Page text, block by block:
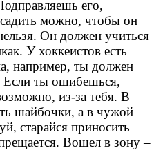
его,
можно, чтобы он
Он должен учиться
У хоккеистов есть
например, ты должен
Если ты ошибешься,
из-за тебя. В
шайбочки, а в чужой –
старайся приносить
Вошел в зону –